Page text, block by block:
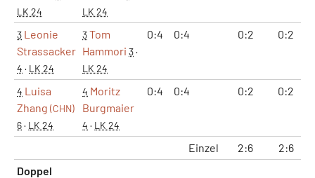
LK 24
LK 24
3 Leonie
Strassacker
4 · LK 24
3Tom
Hammori 3·
LK 24
0:4 0:4 0:2 0:2
4 Luisa
Zhang (CHN)
6· LK 24
4 Moritz
Burgmaier
4 · LK 24
0:4 0:4 0:2 0:2
Einzel 2:6 2:6
Doppel